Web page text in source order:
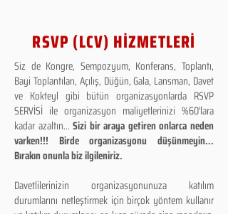
RSVP (LCV) HİZMETLERİ
Siz de Kongre, Sempozyum, Konferans, Toplantı,
Bayi Toplantıları, Açılış, Düğün, Gala, Lansman, Davet
ve Kokteyl gibi bütün organizasyonlarda RSVP
SERVİSİ ile organizasyon maliyetlerinizi %60'lara
kadar azaltın...Sizi bir araya getiren onlarca neden
varken!!! Birde organizasyonu düşünmeyin...
Bırakın onunla biz ilgileniriz.
Davetlilerinizin organizasyonunuza katılım
durumlarını netleştirmek için birçok yöntem kullanır